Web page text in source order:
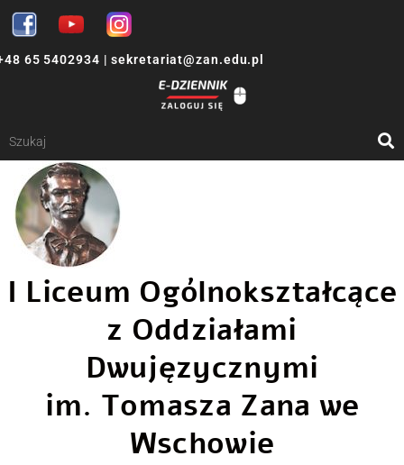
65 5402934 | sekretariat@zan.edu.pl
I Liceum Ogólnokształcące
z Oddziałami
Dwujęzycznymi
im. Tomasza Zana we
Wschowie